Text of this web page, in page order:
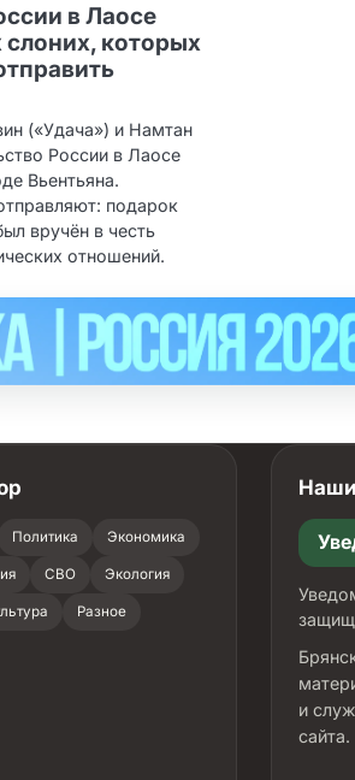
в Лаосе
слоних, которых
(«Удача») и Намтан
России в Лаосе
Вьентьяна.
подарок
вручён в честь
отношений.
Политика Экономика
СВО Экология
Разное
и
сайта.